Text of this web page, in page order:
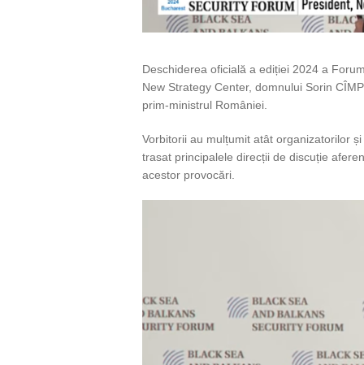
Deschiderea oficială a ediției 2024 a
New Strategy Center, domnului Sorin
prim-ministrul României.
Vorbitorii au mulțumit atât organizatorilor
trasat principalele direcții de discuție
acestor provocări.